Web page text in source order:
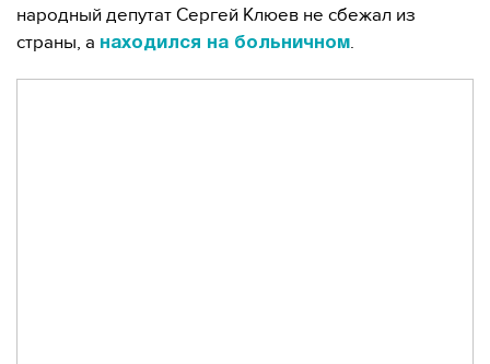
народный депутат Сергей Клюев не сбежал из
страны, а находился на больничном.